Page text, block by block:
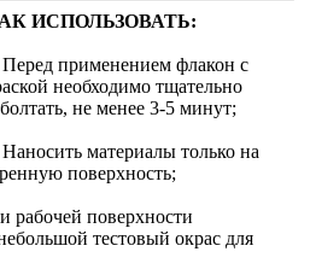
ИСПОЛЬЗОВАТЬ:
Перед применением флакон с
необходимо тщательно
не менее 3-5 минут;
Наносить материалы только на
поверхность;
рабочей поверхности
тестовый окрас для